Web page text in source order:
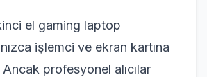
el gaming laptop
işlemci ve ekran kartına
profesyonel alıcılar